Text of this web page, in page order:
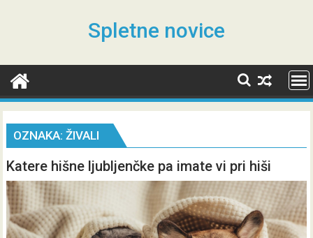
Spletne novice
OZNAKA:ŽIVALI
Katere hišne ljubljenčke pa imate vi pri hiši